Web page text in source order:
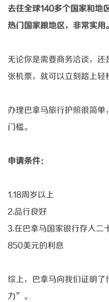
去往全球140多个国家和地
热门国家跟地区，非常实用。
无论你是需要商务洽谈，
张机票，就可以立刻踏上轻
办理巴拿马旅行护照很简
门槛。
申请条件：
1.18周岁以上
2.品行良好
3.在巴拿马国家银行存入二
850美元的利息
综上，巴拿马向我们证明了
力”。